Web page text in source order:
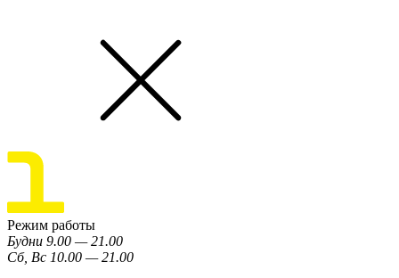
Режим работы
Будни 9.00 — 21.00
Сб, Вс 10.00 — 21.00